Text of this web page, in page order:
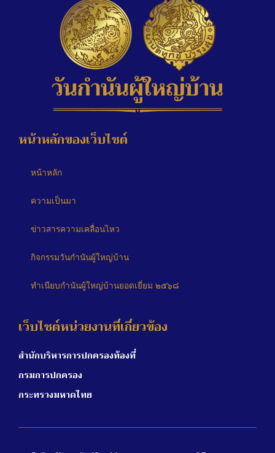
หน้าหลักของเว็บไซต์
หน้าหลัก
ความเป็นมา
ข่าวสารความเคลื่อนไหว
กิจกรรมวันกำนันผู้ใหญ่บ้าน
ทำเนียบกำนันผู้ใหญ่บ้านยอดเยี่ยม ๒๕๖๘
เว็บไซต์หน่วยงานที่เกี่ยวข้อง
สำนักบริหารการปกครองท้องที่
กรมการปกครอง
กระทรวงมหาดไทย